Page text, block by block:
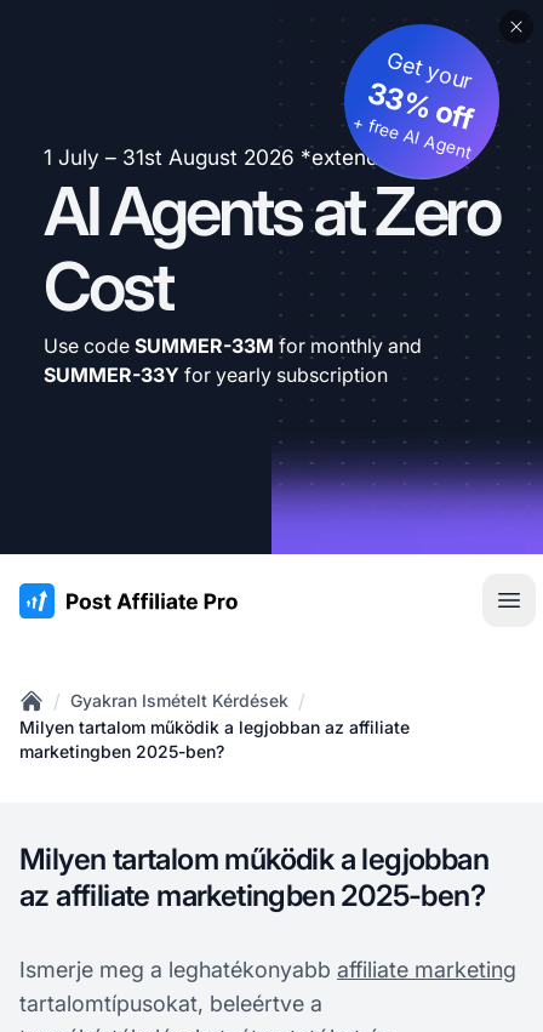
1 July – 31st August 2026 *extended
AI Agents at Zero
Cost
Get your
33% off
+ free AI Agent
Use code SUMMER-33M for monthly and
SUMMER-33Y for yearly subscription
:site.title
Home
/ Gyakran Ismételt Kérdések /
Milyen tartalom működik a legjobban az affiliate
marketingben 2025-ben?
Milyen tartalom működik a legjobban
az affiliate marketingben 2025-ben?
Ismerje meg a leghatékonyabb affiliate marketing
tartalomtípusokat, beleértve a